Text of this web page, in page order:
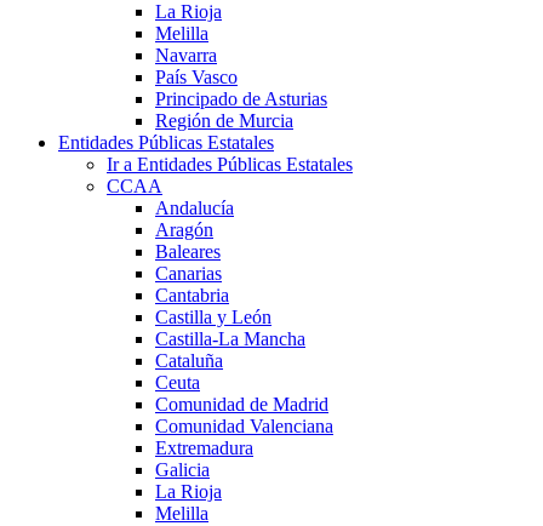
La Rioja
Melilla
Navarra
País Vasco
Principado de Asturias
Región de Murcia
Entidades Públicas Estatales
Ir a Entidades Públicas Estatales
CCAA
Andalucía
Aragón
Baleares
Canarias
Cantabria
Castilla y León
Castilla-La Mancha
Cataluña
Ceuta
Comunidad de Madrid
Comunidad Valenciana
Extremadura
Galicia
La Rioja
Melilla